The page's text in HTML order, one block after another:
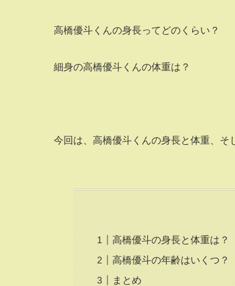
高橋優斗くんの身長ってどのくらい？
細身の高橋優斗くんの体重は？
今回は、高橋優斗くんの身長と体重、そ
高橋優斗の身長と体重は？
高橋優斗の年齢はいくつ？
まとめ